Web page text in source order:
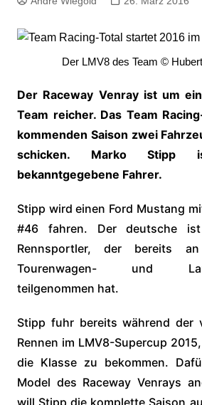
Der LMV8 des Team ©
Der Raceway Venray ist um
Team reicher. Das Team
kommenden Saison zwei
schicken. Marko
bekanntgegebene Fahrer.
Stipp wird einen Ford Mustang
#46 fahren. Der deutsche
Rennsportler, der bereits
Tourenwagen- und
teilgenommen hat.
Stipp fuhr bereits während der
Rennen im LMV8-Supercup
die Klasse zu bekommen.
Model des Raceway Venrays
will Stipp die komplette Saison